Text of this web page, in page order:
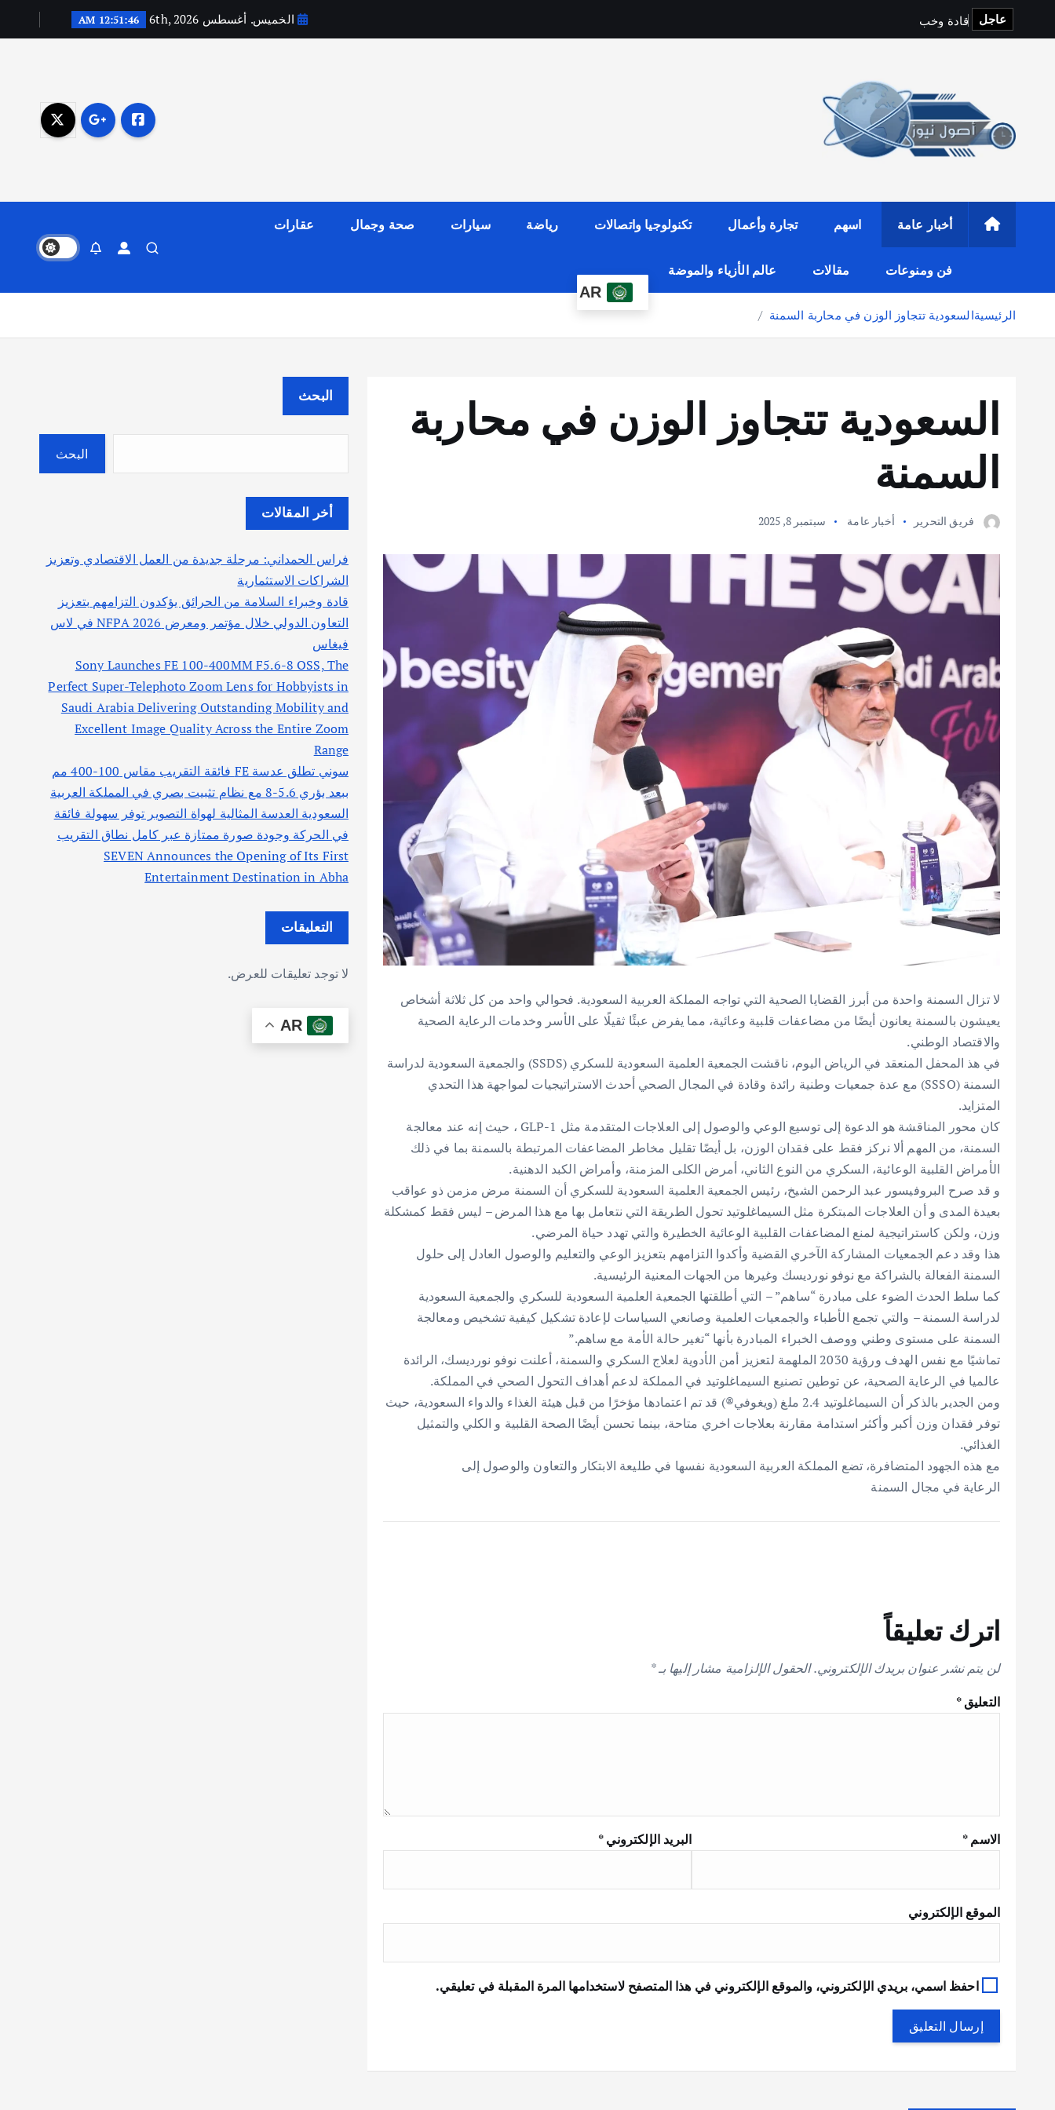
ى
عاجل قادة وخبرا الخميس. أغسطس 6th, 2026 12:51:47 AM
أخبار عامة اسهم تجارة وأعمال تكنولوجيا واتصالات رياضة سيارات صحة وجمال عقارات
فن ومنوعات مقالات
عالم الأزياء والموضة
AR
الرئيسيةالسعودية تتجاوز الوزن في محاربة السمنة
السعودية تتجاوز الوزن في محاربة
السمنة
فريق التحرير أخبار عامة سبتمبر 8, 2025
لا تزال السمنة واحدة من أبرز القضايا الصحية التي تواجه المملكة العربية السعودية. فحوالي واحد من كل ثلاثة أشخاص
يعيشون بالسمنة يعانون أيضًا من مضاعفات قلبية وعائية، مما يفرض عبئًا ثقيلًا على الأسر وخدمات الرعاية الصحية
والاقتصاد الوطني.
في هذ المحفل المنعقد في الرياض اليوم، ناقشت الجمعية العلمية السعودية للسكري (SSDS) والجمعية السعودية لدراسة
السمنة (SSSO) مع عدة جمعيات وطنية رائدة وقادة في المجال الصحي أحدث الاستراتيجيات لمواجهة هذا التحدي
المتزايد.
كان محور المناقشة هو الدعوة إلى توسيع الوعي والوصول إلى العلاجات المتقدمة مثل GLP-1 ، حيث إنه عند معالجة
السمنة، من المهم ألا نركز فقط على فقدان الوزن، بل أيضًا تقليل مخاطر المضاعفات المرتبطة بالسمنة بما في ذلك
الأمراض القلبية الوعائية، السكري من النوع الثاني، أمرض الكلى المزمنة، وأمراض الكبد الدهنية.
و قد صرح البروفيسور عبد الرحمن الشيخ، رئيس الجمعية العلمية السعودية للسكري أن السمنة مرض مزمن ذو عواقب
بعيدة المدى و أن العلاجات المبتكرة مثل السيماغلوتيد تحول الطريقة التي نتعامل بها مع هذا المرض – ليس فقط كمشكلة
وزن، ولكن كاستراتيجية لمنع المضاعفات القلبية الوعائية الخطيرة والتي تهدد حياة المرضي.
هذا وقد دعم الجمعيات المشاركة الآخري القضية وأكدوا التزامهم بتعزيز الوعي والتعليم والوصول العادل إلى حلول
السمنة الفعالة بالشراكة مع نوفو نورديسك وغيرها من الجهات المعنية الرئيسية.
كما سلط الحدث الضوء على مبادرة “ساهم” – التي أطلقتها الجمعية العلمية السعودية للسكري والجمعية السعودية
لدراسة السمنة – والتي تجمع الأطباء والجمعيات العلمية وصانعي السياسات لإعادة تشكيل كيفية تشخيص ومعالجة
السمنة على مستوى وطني ووصف الخبراء المبادرة بأنها “تغير حالة الأمة مع ساهم.”
تماشيًا مع نفس الهدف ورؤية 2030 الملهمة لتعزيز أمن الأدوية لعلاج السكري والسمنة، أعلنت نوفو نورديسك، الرائدة
عالميا في الرعاية الصحية، عن توطين تصنيع السيماغلوتيد في المملكة لدعم أهداف التحول الصحي في المملكة.
ومن الجدير بالذكر أن السيماغلوتيد 2.4 ملغ (ويغوفي®) قد تم اعتمادها مؤخرًا من قبل هيئة الغذاء والدواء السعودية، حيث
توفر فقدان وزن أكبر وأكثر استدامة مقارنة بعلاجات اخري متاحة، بينما تحسن أيضًا الصحة القلبية و الكلي والتمثيل
الغذائي.
مع هذه الجهود المتضافرة، تضع المملكة العربية السعودية نفسها في طليعة الابتكار والتعاون والوصول إلى
الرعاية في مجال السمنة
اترك تعليقاً
لن يتم نشر عنوان بريدك الإلكتروني. الحقول الإلزامية مشار إليها بـ*
التعليق*
الاسم* البريد الإلكتروني*
الموقع الإلكتروني
احفظ اسمي، بريدي الإلكتروني، والموقع الإلكتروني في هذا المتصفح لاستخدامها المرة المقبلة في تعليقي.
البحث
البحث
أخر المقالات
فراس الحمداني: مرحلة جديدة من العمل الاقتصادي وتعزيز
الشراكات الاستثمارية
قادة وخبراء السلامة من الحرائق يؤكدون التزامهم بتعزيز
التعاون الدولي خلال مؤتمر ومعرض NFPA 2026 في لاس
فيغاس
Sony Launches FE 100-400MM F5.6-8 OSS, The
Perfect Super-Telephoto Zoom Lens for Hobbyists in
Saudi Arabia Delivering Outstanding Mobility and
Excellent Image Quality Across the Entire Zoom
Range
سوني تطلق عدسة FE فائقة التقريب مقاس 100-400 مم
ببعد بؤري 5.6-8 مع نظام تثبيت بصري في المملكة العربية
السعودية العدسة المثالية لهواة التصوير توفر سهولة فائقة
في الحركة وجودة صورة ممتازة عبر كامل نطاق التقريب
SEVEN Announces the Opening of Its First
Entertainment Destination in Abha
التعليقات
لا توجد تعليقات للعرض.
AR